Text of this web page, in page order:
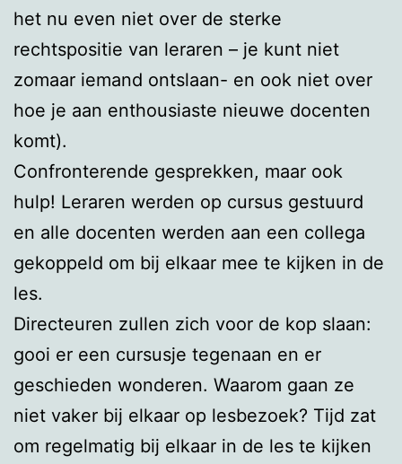
het nu even niet over de sterke
rechtspositie van leraren – je kunt niet
zomaar iemand ontslaan- en ook niet over
hoe je aan enthousiaste nieuwe docenten
komt).
Confronterende gesprekken, maar ook
hulp! Leraren werden op cursus gestuurd
en alle docenten werden aan een collega
gekoppeld om bij elkaar mee te kijken in de
les.
Directeuren zullen zich voor de kop slaan:
gooi er een cursusje tegenaan en er
geschieden wonderen. Waarom gaan ze
niet vaker bij elkaar op lesbezoek? Tijd zat
om regelmatig bij elkaar in de les te kijken